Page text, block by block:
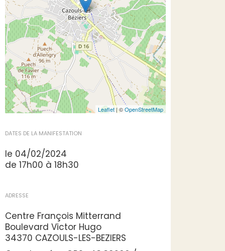
Leaflet| ©OpenStreetMap
DATES DE LA MANIFESTATION
le 04/02/2024
de 17h00 à 18h30
ADRESSE
Centre François Mitterrand
Boulevard Victor Hugo
34370 CAZOULS-LES-BEZIERS